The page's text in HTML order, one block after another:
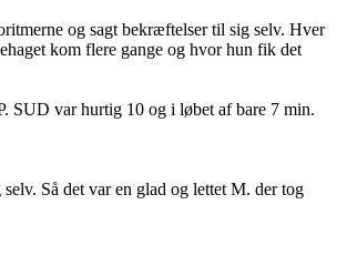
og sagt bekræftelser til sig selv. Hver
kom flere gange og hvor hun fik det
SUD var hurtig 10 og i løbet af bare 7 min.
Så det var en glad og lettet M. der tog